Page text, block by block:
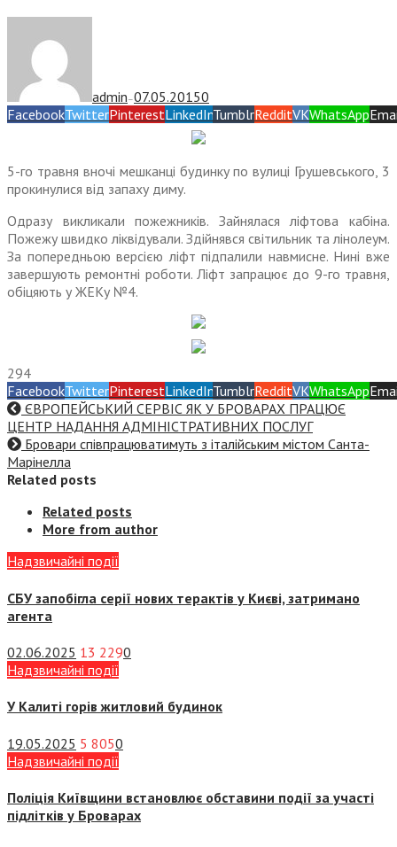
admin —07.05.20150
FacebookTwitterPinterestLinkedInTumblrRedditVKWhatsApp
5-го травня вночі мешканці будинку по вулиці Грушевського, 3
прокинулися від запаху диму.
Одразу викликали пожежників. Зайнялася ліфтова кабіна.
Пожежу швидко ліквідували. Здійнявся світильник та лінолеум.
За попередньою версією ліфт підпалили навмисне. Нині вже
завершують ремонтні роботи. Ліфт запрацює до 9-го травня,
обіцяють у ЖЕКу №4.
294
FacebookTwitterPinterestLinkedInTumblrRedditVKWhatsApp
ЄВРОПЕЙСЬКИЙ СЕРВІС ЯК У БРОВАРАХ ПРАЦЮЄ
ЦЕНТР НАДАННЯ АДМІНІСТРАТИВНИХ ПОСЛУГ
Бровари співпрацюватимуть з італійським містом Санта-
Марінелла
Related posts
Related posts
More from author
Надзвичайні події
СБУ запобігла серії нових терактів у Києві, затримано
агента
02.06.2025 13 2290
Надзвичайні події
У Калиті горів житловий будинок
19.05.2025 5 8050
Надзвичайні події
Поліція Київщини встановлює обставини події за участі
підлітків у Броварах